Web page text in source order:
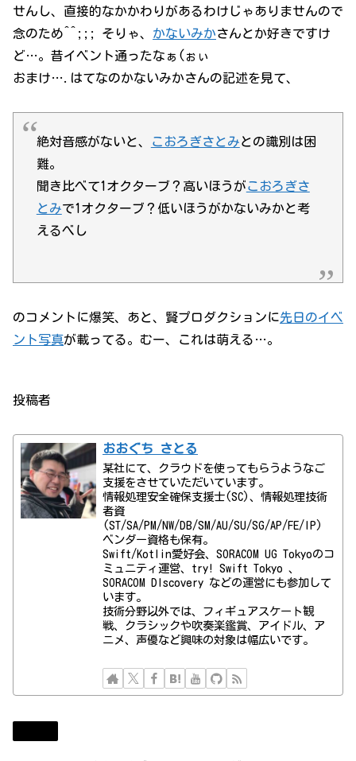
せんし、直接的なかかわりがあるわけじゃありませんので
念のため^^;;; そりゃ、 かないみかさんとか好きですけ
ど…。昔イベント通ったなぁ(ぉぃ
おまけ….はてなのかないみかさんの記述を見て、
絶対音感がないと、 こおろぎさとみとの識別は困
難。
聞き比べて1オクターブ？高いほうがこおろぎさ
とみで1オクターブ？低いほうがかないみかと考
えるべし
のコメントに爆笑、あと、賢プロダクションに先日のイベ
ント写真が載ってる。むー、これは萌える…。
投稿者
おおぐち さとる
某社にて、クラウドを使ってもらうようなご
支援をさせていただいています。
情報処理安全確保支援士(SC)、情報処理技術
者資
(ST/SA/PM/NW/DB/SM/AU/SU/SG/AP/FE/IP)
ベンダー資格も保有。
Swift/Kotlin愛好会、SORACOM UG Tokyoのコ
ミュニティ運営、try! Swift Tokyo 、
SORACOM DIscovery などの運営にも参加して
います。
技術分野以外では、フィギュアスケート観
戦、クラシックや吹奏楽鑑賞、アイドル、ア
ニメ、声優など興味の対象は幅広いです。